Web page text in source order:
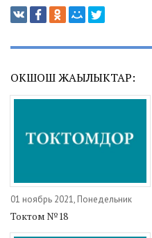
ОКШОШ ЖАҢЫЛЫКТАР:
01 ноябрь 2021, Понедельник
Токтом №18